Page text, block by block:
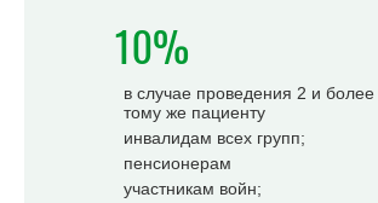
10%
в случае проведения 2 и
тому же пациенту
инвалидам всех групп;
пенсионерам
участникам войн;